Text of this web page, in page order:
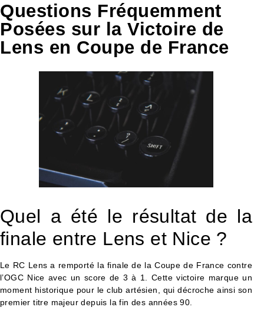
Questions Fréquemment
Posées sur la Victoire de
Lens en Coupe de France
Quel a été le résultat de la
finale entre Lens et Nice ?
Le RC Lens a remporté la finale de la Coupe de France contre
l’OGC Nice avec un score de 3 à 1. Cette victoire marque un
moment historique pour le club artésien, qui décroche ainsi son
premier titre majeur depuis la fin des années 90.